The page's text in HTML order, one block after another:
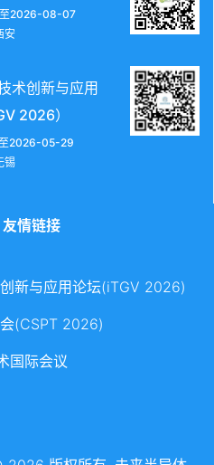
2026-08-07
安
术创新与应用
2026）
2026-05-29
锡
友情链接
新与应用论坛(iTGV 2026)
(CSPT 2026)
国际会议